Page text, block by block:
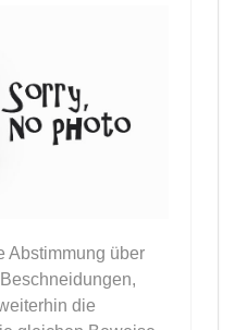
Abstimmung über
die